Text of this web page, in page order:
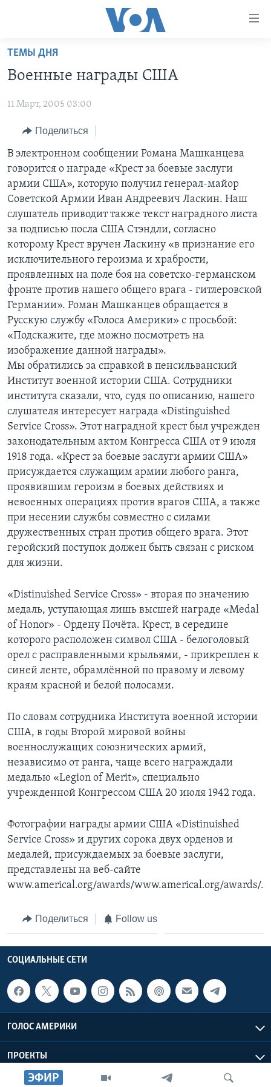
Перейти
основной
Перейти
навигации
Перейти
поиск
АМЕРИКА
НОВОСТИ ЗА МИНУТУ
ИТОГИ
ПОЧЕМУ ЭТО ВАЖНО?
ДИСКУССИЯ VOA
ДЕТАЛИ
НЬЮ-ЙОРК NEW YORK
АМЕРИКА. БОЛЬШОЕ ПУТЕШЕСТВИЕ
ПРОЕКТЫ
УЧИМ АНГЛИЙСКИЙ
НАША АМЕРИКАНСКАЯ ИСТОРИЯ
А КАК В АМЕРИКЕ?
АРТЕФАКТЫ
АМЕРИКАНСКИЕ ГОРОДКИ
ЭКСПЕРТИЗА
ИНТЕРВЬЮ
ФАКТЫ ПРОТИВ ФЕЙКОВ
ЗА СВОБОДУ ПРЕССЫ
УЧИМ АНГЛИЙСКИЙ
ВИДЕО
ПОДПИСКА НА НОВОСТИ
Learning English
СОЦИАЛЬНЫЕ СЕТИ
Языки
ЭФИР
ТЕМЫ ДНЯ
Военные награды США
11 Март, 2005 03:00
Поделиться
В электронном сообщении Романа Машканцева
говорится о награде «Крест за боевые заслуги
армии США», которую получил генерал-майор
Советской Армии Иван Андреевич Ласкин. Наш
слушатель приводит также текст наградного листа
за подписью посла США Стэндли, согласно
которому Крест вручен Ласкину «в признание его
исключительного героизма и храбрости,
проявленных на поле боя на советско-германском
фронте против нашего общего врага - гитлеровской
Германии». Роман Машканцев обращается в
Русскую службу «Голоса Америки» с просьбой:
«Подскажите, где можно посмотреть на
изображение данной награды».
Мы обратились за справкой в пенсильванский
Институт военной истории США. Сотрудники
института сказали, что, судя по описанию, нашего
слушателя интересует награда «Distinguished
Service Cross». Этот наградной крест был учрежден
законодательным актом Конгресса США от 9 июля
1918 года. «Крест за боевые заслуги армии США»
присуждается служащим армии любого ранга,
проявившим героизм в боевых действиях и
невоенных операциях против врагов США, а также
при несении службы совместно с силами
дружественных стран против общего врага. Этот
геройский поступок должен быть связан с риском
для жизни.
«Distinuished Service Cross» - вторая по значению
медаль, уступающая лишь высшей награде «Medal
of Honor» - Ордену Почёта. Крест, в середине
которого расположен символ США - белоголовый
орел с расправленными крыльями, - прикреплен к
синей ленте, обрамлённой по правому и левому
краям красной и белой полосами.
По словам сотрудника Института военной истории
США, в годы Второй мировой войны
военнослужащих союзнических армий,
независимо от ранга, чаще всего награждали
медалью «Legion of Merit», специально
учрежденной Конгрессом США 20 июля 1942 года.
Фотографии награды армии США «Distinuished
Service Cross» и других сорока двух орденов и
медалей, присуждаемых за боевые заслуги,
представлены на веб-сайте
www.americal.org/awards/www.americal.org/awards/.
Поделиться Follow us
СОЦИАЛЬНЫЕ СЕТИ
ГОЛОС АМЕРИКИ
ПРОЕКТЫ